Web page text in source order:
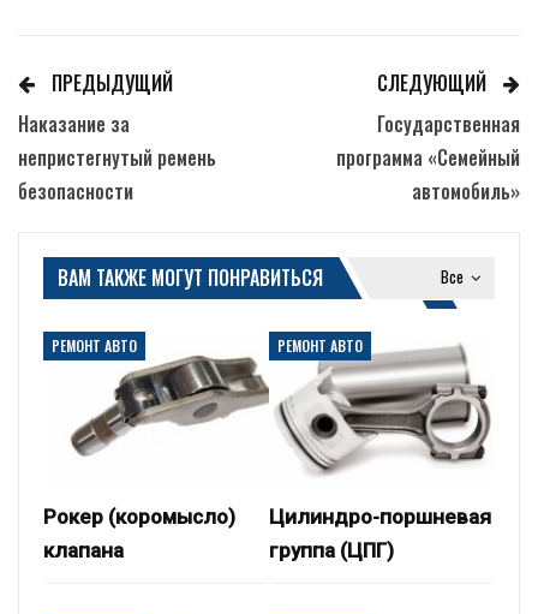
ПРЕДЫДУЩИЙ
Наказание за
непристегнутый ремень
безопасности
СЛЕДУЮЩИЙ
Государственная
программа «Семейный
автомобиль»
Все
ВАМ ТАКЖЕ МОГУТ ПОНРАВИТЬСЯ
РЕМОНТ АВТО
Рокер (коромысло)
клапана
РЕМОНТ АВТО
Цилиндро-поршневая
группа (ЦПГ)